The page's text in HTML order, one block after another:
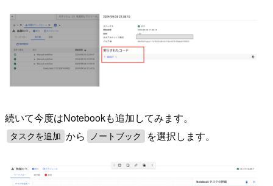
続いて今度はNotebookも追加してみます。
タスクを追加 から ノートブック を選択します。